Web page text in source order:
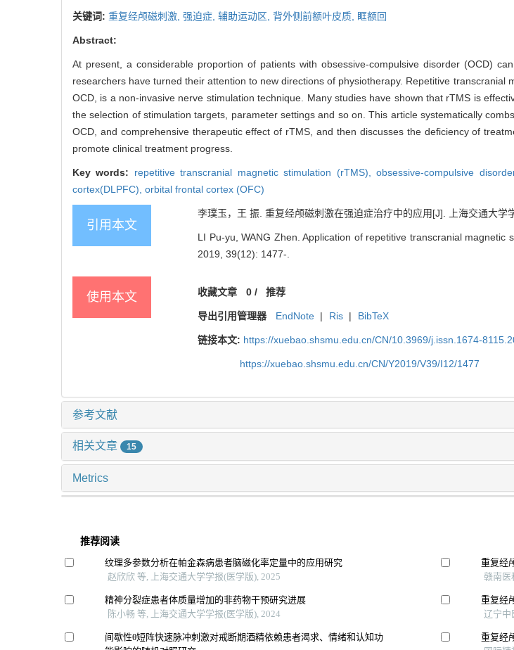
关键词: 重复经颅磁刺激, 强迫症, 辅助运动区, 背外侧前额叶皮质, 眶额回
Abstract:
At present, a considerable proportion of patients with obsessive-compulsive disorder (OCD)
researchers have turned their attention to new directions of physiotherapy. Repetitive
OCD, is a non-invasive nerve stimulation technique. Many studies have shown that rTMS is
the selection of stimulation targets, parameter settings and so on. This article systematically
OCD, and comprehensive therapeutic effect of rTMS, and then discusses the deficiency of
promote clinical treatment progress.
Key words: repetitive transcranial magnetic stimulation (rTMS),obsessive-compulsive
cortex(DLPFC), orbital frontal cortex (OFC)
引用本文
李璞玉，王 振. 重复经颅磁刺激在强迫症治疗中的应用[J]. 上海交通大
LI Pu-yu, WANG Zhen. Application of repetitive transcranial
2019, 39(12): 1477-.
使用本文 收藏文章 0/ 推荐
导出引用管理器 EndNote | Ris | BibTeX
链接本文: https://xuebao.shsmu.edu.cn/CN/10.3969/j.issn.1674-
https://xuebao.shsmu.edu.cn/CN/Y2019/V39/I12/1477
参考文献
相关文章 15
Metrics
推荐阅读
纹理多参数分析在帕金森病患者脑磁化率定量中的应用研究
赵欣欣 等, 上海交通大学学报(医学版), 2025
精神分裂症患者体质量增加的非药物干预研究进展
陈小畅 等, 上海交通大学学报(医学版), 2024
间歇性θ短阵快速脉冲刺激对戒断期酒精依赖患者渴求、情绪和认知功
重复经
赣南医
重复经
辽宁中
重复经